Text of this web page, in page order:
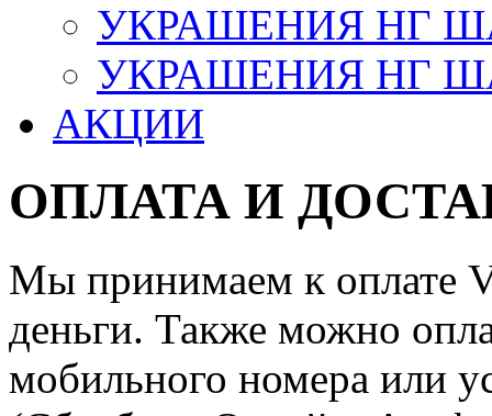
УКРАШЕНИЯ НГ
УКРАШЕНИЯ НГ
АКЦИИ
ОПЛАТА И
Мы принимаем к оплате
деньги. Также можно
мобильного номера или